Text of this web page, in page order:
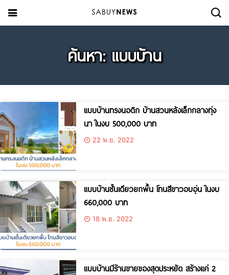
ค้นหา: แบบบ้าน
แบบบ้านทรงนอดิก บ้านสวนหลังเล็กกลางทุ่ง
นา ในงบ 500,000 บาท
22 พ.ย. 2022
แบบบ้านชั้นเดียวยกพื้น โทนสีขาวอบอุ่น ในงบ
660,000 บาท
18 พ.ย. 2022
แบบบ้านมีร้านขายของสุดประหยัด สร้างแค่ 2